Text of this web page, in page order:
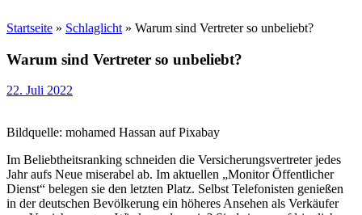
Startseite » Schlaglicht » Warum sind Vertreter so unbeliebt?
Warum sind Vertreter so unbeliebt?
22. Juli 2022
Bildquelle: mohamed Hassan auf Pixabay
Im Beliebtheitsranking schneiden die Versicherungsvertreter jedes
Jahr aufs Neue miserabel ab. Im aktuellen „Monitor Öffentlicher
Dienst“ belegen sie den letzten Platz. Selbst Telefonisten genießen
in der deutschen Bevölkerung ein höheres Ansehen als Verkäufer